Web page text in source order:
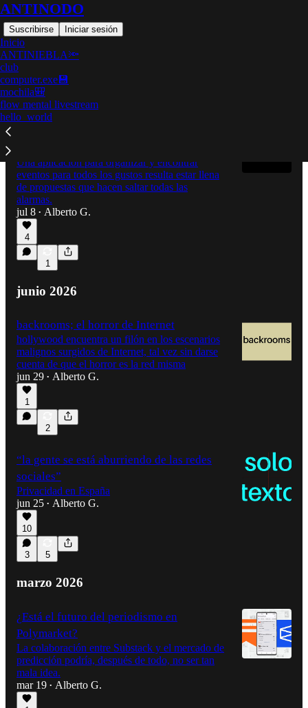
ANTINODO
Suscribirse Iniciar sesión
Inicio
ANTINIEBLA🔦
club
computer.exe💾
mochila🎒
flow mental livestream
hello_world
Último
Una aplicación para organizar y encontrar
eventos para todos los gustos resulta estar llena
de propuestas que hacen saltar todas las
alarmas.
jul 8 • Alberto G.
4
1
junio 2026
backrooms; el horror de Internet
hollywood encuentra un filón en los escenarios
malignos surgidos de Internet, tal vez sin darse
cuenta de que el horror es la red misma
jun 29 • Alberto G.
1
2
“la gente se está aburriendo de las redes
sociales”
Privacidad en España
jun 25 • Alberto G.
10
3 5
marzo 2026
¿Está el futuro del periodismo en
Polymarket?
La colaboración entre Substack y el mercado de
predicción podría, después de todo, no ser tan
mala idea.
mar 19 • Alberto G.